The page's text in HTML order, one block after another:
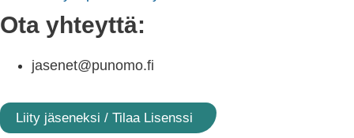
Ota yhteyttä:
jasenet@punomo.fi
Liity jäseneksi / Tilaa Lisenssi